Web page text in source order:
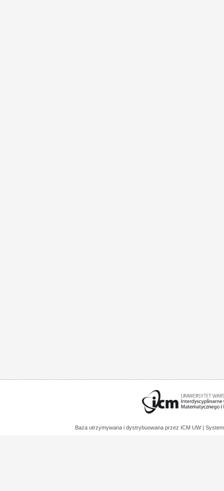
Baza utrzymywana i dystrybuowana przez ICM UW |